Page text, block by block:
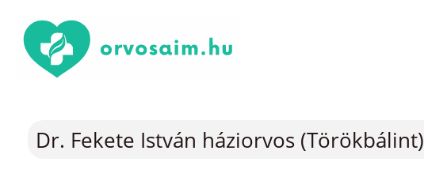
Dr. Fekete István háziorvos (Törökbálint)